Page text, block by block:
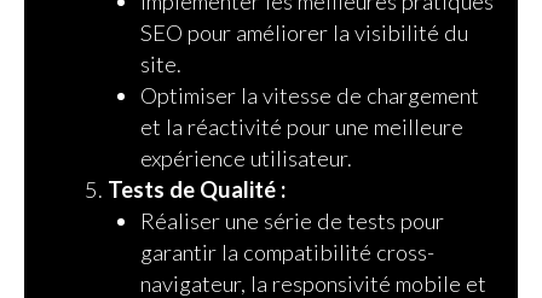
SEO pour améliorer la visibilité du
site.
Optimiser la vitesse de chargement
et la réactivité pour une meilleure
expérience utilisateur.
Tests de Qualité :
Réaliser une série de tests pour
garantir la compatibilité cross-
navigateur, la responsivité mobile et